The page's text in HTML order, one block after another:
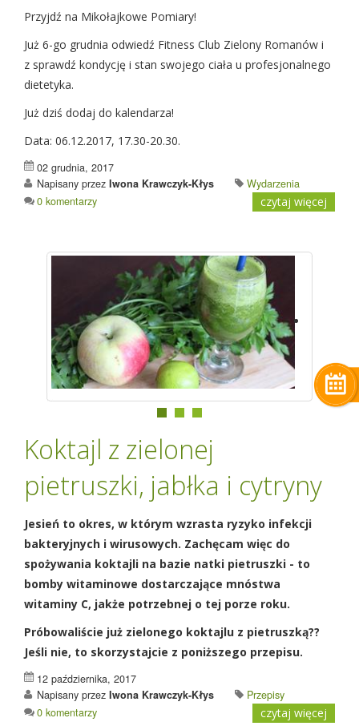
Przyjdź na Mikołajkowe Pomiary!
Już 6-go grudnia odwiedź Fitness Club Zielony Romanów i
z sprawdź kondycję i stan swojego ciała u profesjonalnego
dietetyka.
Już dziś dodaj do kalendarza!
Data: 06.12.2017, 17.30-20.30.
02 grudnia, 2017
Napisany przez Iwona Krawczyk-Kłys
Wydarzenia
0 komentarzy
czytaj więcej
Koktajl z zielonej
pietruszki, jabłka i cytryny
Jesień to okres, w którym wzrasta ryzyko infekcji
bakteryjnych i wirusowych. Zachęcam więc do
spożywania koktajli na bazie natki pietruszki - to
bomby witaminowe dostarczające mnóstwa
witaminy C, jakże potrzebnej o tej porze roku.
Próbowaliście już zielonego koktajlu z pietruszką??
Jeśli nie, to skorzystajcie z poniższego przepisu.
12 października, 2017
Napisany przez Iwona Krawczyk-Kłys
Przepisy
0 komentarzy
czytaj więcej